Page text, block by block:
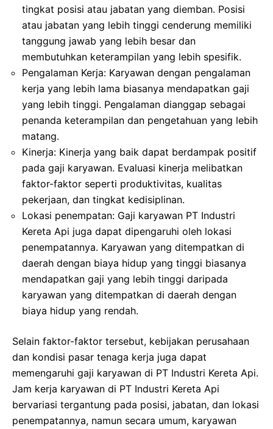
tingkat posisi atau jabatan yang diemban. Posisi
atau jabatan yang lebih tinggi cenderung memiliki
tanggung jawab yang lebih besar dan
membutuhkan keterampilan yang lebih spesifik.
Pengalaman Kerja: Karyawan dengan pengalaman
kerja yang lebih lama biasanya mendapatkan gaji
yang lebih tinggi. Pengalaman dianggap sebagai
penanda keterampilan dan pengetahuan yang lebih
matang.
Kinerja: Kinerja yang baik dapat berdampak positif
pada gaji karyawan. Evaluasi kinerja melibatkan
faktor-faktor seperti produktivitas, kualitas
pekerjaan, dan tingkat kedisiplinan.
Lokasi penempatan: Gaji karyawan PT Industri
Kereta Api juga dapat dipengaruhi oleh lokasi
penempatannya. Karyawan yang ditempatkan di
daerah dengan biaya hidup yang tinggi biasanya
mendapatkan gaji yang lebih tinggi daripada
karyawan yang ditempatkan di daerah dengan
biaya hidup yang rendah.
Selain faktor-faktor tersebut, kebijakan perusahaan
dan kondisi pasar tenaga kerja juga dapat
memengaruhi gaji karyawan di PT Industri Kereta Api.
Jam kerja karyawan di PT Industri Kereta Api
bervariasi tergantung pada posisi, jabatan, dan lokasi
penempatannya, namun secara umum, karyawan